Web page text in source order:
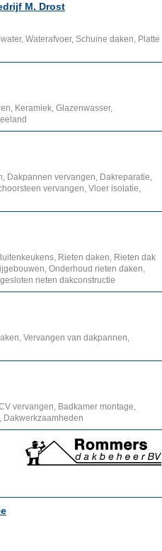
M. Drost
Waterafvoer, Schuine daken, Platte
Keramiek, Glazenwasser,
Dakpannen vervangen, Dakreparatie,
vervangen, Vloer isolatie,
Rieten daken, Rieten dak
Onderhoud rieten daken,
rieten dakconstructie
Vervangen van dakpannen,
vervangen, Badkamer montage,
Dakwerkzaamheden